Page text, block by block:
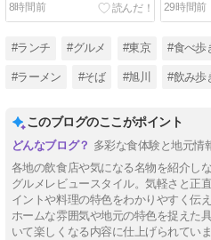
8時間前 29時間前
#ランチ #グルメ #東京 #食べ歩
#ラーメン #そば #旭川 #飲み歩
このブログのここがポイント
多彩な食体験と地元情
各地の飲食店や気になる名物を紹介し
グルメレビュースタイル。気軽さと正
イントや料理の特色をわかりやすく伝
ホームな雰囲気や地元の特色を捉えた
いて楽しくなる内容に仕上げられていま